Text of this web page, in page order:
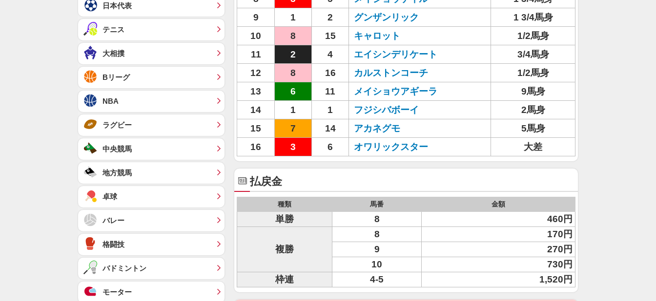
9
1 2 グンザンリック
1 3/4馬身
10
8 15 キャロット
1/2馬身
11
2 4 エイシンデリケート
3/4馬身
12
8 16 カルストンコーチ
1/2馬身
13
6 11 メイショウアギーラ
9馬身
14
1 1 フジシバボーイ
2馬身
15
7 14 アカネグモ
5馬身
16
3 6 オワリックスター 大差
払戻金
種類 馬番 金額
単勝 8 460円
複勝
8
170円
9
270円
10
730円
枠連
4-5 1,520円
日本代表
テニス
大相撲
Bリーグ
NBA
ラグビー
中央競馬
地方競馬
卓球
バレー
格闘技
バドミントン
モーター